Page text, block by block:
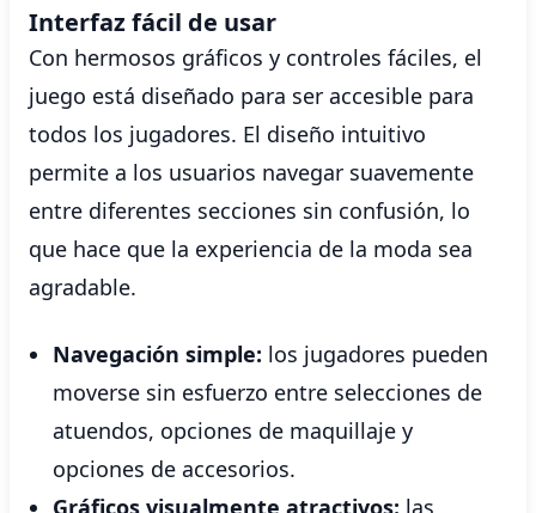
Interfaz fácil de usar
Con hermosos gráficos y controles fáciles, el
juego está diseñado para ser accesible para
todos los jugadores. El diseño intuitivo
permite a los usuarios navegar suavemente
entre diferentes secciones sin confusión, lo
que hace que la experiencia de la moda sea
agradable.
Navegación simple: los jugadores pueden
moverse sin esfuerzo entre selecciones de
atuendos, opciones de maquillaje y
opciones de accesorios.
Gráficos visualmente atractivos: las